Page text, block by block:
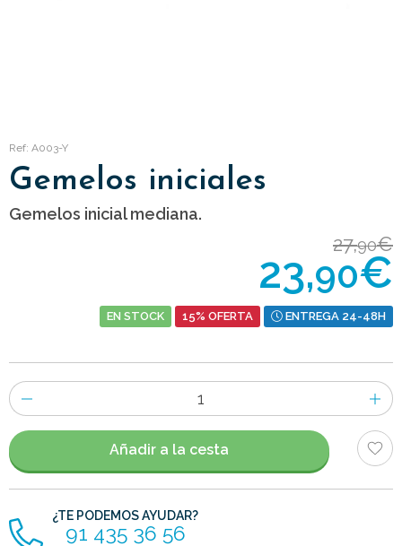
Ref: A003-Y
Gemelos iniciales
Gemelos inicial mediana.
27,90€
23,90€
EN STOCK 15% OFERTA ENTREGA 24-48H
Número
de
artículos
Añadir a la cesta
¿TE PODEMOS AYUDAR?
91 435 36 56